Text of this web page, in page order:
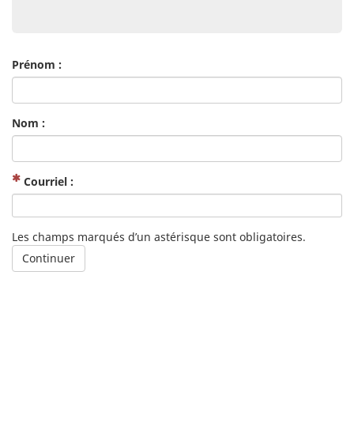
Prénom :
Nom :
Courriel :(Obligatoire)
Les champs marqués d’un astérisque sont obligatoires.
Continuer